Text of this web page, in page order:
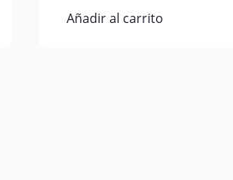
Añadir al carrito